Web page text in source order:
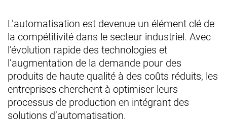
L’automatisation est devenue un élément clé de
la compétitivité dans le secteur industriel. Avec
l’évolution rapide des technologies et
l’augmentation de la demande pour des
produits de haute qualité à des coûts réduits, les
entreprises cherchent à optimiser leurs
processus de production en intégrant des
solutions d’automatisation.